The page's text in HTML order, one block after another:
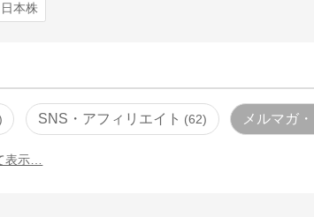
日本株
SNS・アフィリエイト 62 メルマガ
表示…